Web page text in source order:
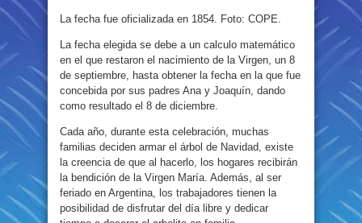
La fecha fue oficializada en 1854. Foto: COPE.
La fecha elegida se debe a un calculo matemático
en el que restaron el nacimiento de la Virgen, un 8
de septiembre, hasta obtener la fecha en la que fue
concebida por sus padres Ana y Joaquín, dando
como resultado el 8 de diciembre.
Cada año, durante esta celebración, muchas
familias deciden armar el árbol de Navidad, existe
la creencia de que al hacerlo, los hogares recibirán
la bendición de la Virgen María. Además, al ser
feriado en Argentina, los trabajadores tienen la
posibilidad de disfrutar del día libre y dedicar